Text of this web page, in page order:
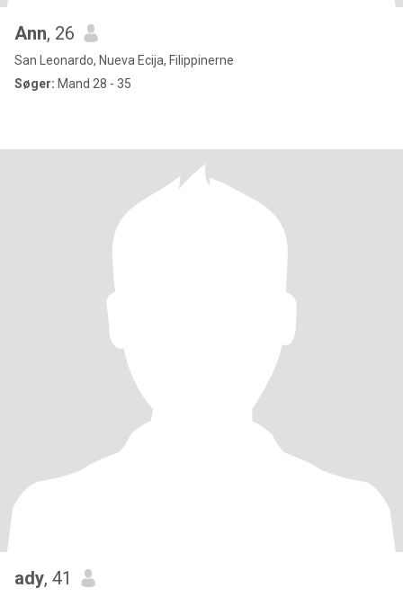
Ann, 26
San Leonardo, Nueva Ecija, Filippinerne
Søger: Mand 28 - 35
ady, 41